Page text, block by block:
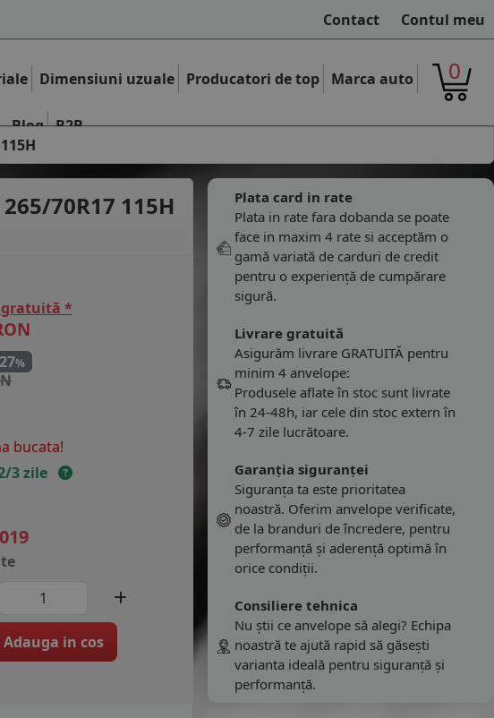
Contact Contul meu
Dimensiuni uzuale Producatori de top Marca auto
Blog B2B
0
265/70R17 115H
*
27%
bucata!
3 zile
Adauga in cos
Plata card in rate
Plata in rate fara dobanda se poate
face in maxim 4 rate si acceptăm o
gamă variată de carduri de credit
pentru o experiență de cumpărare
sigură.
Livrare gratuită
Asigurăm livrare GRATUITĂ pentru
minim 4 anvelope:
Produsele aflate în stoc sunt livrate
în 24-48h, iar cele din stoc extern în
4-7 zile lucrătoare.
Garanția siguranței
Siguranța ta este prioritatea
noastră. Oferim anvelope verificate,
de la branduri de încredere, pentru
performanță și aderență optimă în
orice condiții.
Consiliere tehnica
Nu știi ce anvelope să alegi? Echipa
noastră te ajută rapid să găsești
varianta ideală pentru siguranță și
performanță.